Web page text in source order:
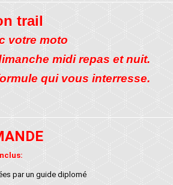
trail
votre moto
midi repas et nuit.
qui vous interresse.
par un guide diplomé